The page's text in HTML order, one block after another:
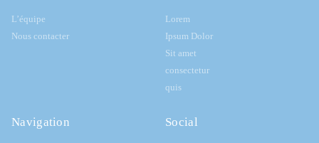
L’équipe
Nous contacter
Lorem
Ipsum Dolor
Sit amet
consectetur
quis
Navigation Social